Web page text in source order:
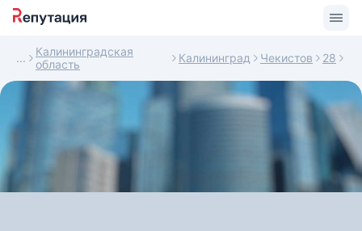
Калининградская
область
Калининград Чекистов 28